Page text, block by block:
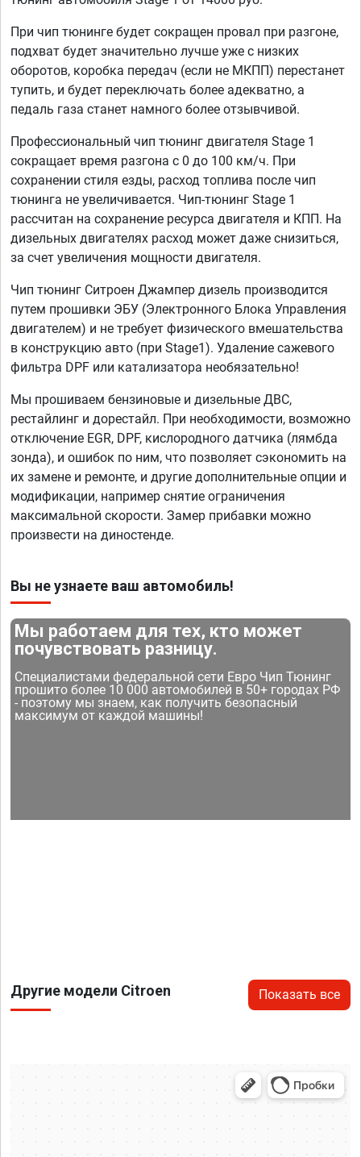
При чип тюнинге будет сокращен провал при разгоне,
подхват будет значительно лучше уже с низких
оборотов, коробка передач (если не МКПП) перестанет
тупить, и будет переключать более адекватно, а
педаль газа станет намного более отзывчивой.
Профессиональный чип тюнинг двигателя Stage 1
сокращает время разгона с 0 до 100 км/ч. При
сохранении стиля езды, расход топлива после чип
тюнинга не увеличивается. Чип-тюнинг Stage 1
рассчитан на сохранение ресурса двигателя и КПП. На
дизельных двигателях расход может даже снизиться,
за счет увеличения мощности двигателя.
Чип тюнинг Ситроен Джампер дизель производится
путем прошивки ЭБУ (Электронного Блока Управления
двигателем) и не требует физического вмешательства
в конструкцию авто (при Stage1). Удаление сажевого
фильтра DPF или катализатора необязательно!
Мы прошиваем бензиновые и дизельные ДВС,
рестайлинг и дорестайл. При необходимости, возможно
отключение EGR, DPF, кислородного датчика (лямбда
зонда), и ошибок по ним, что позволяет сэкономить на
их замене и ремонте, и другие дополнительные опции и
модификации, например снятие ограничения
максимальной скорости. Замер прибавки можно
произвести на диностенде.
Вы не узнаете ваш автомобиль!
Мы работаем для тех, кто может
почувствовать разницу.
Специалистами федеральной сети Евро Чип Тюнинг
прошито более 10 000 автомобилей в 50+ городах РФ
- поэтому мы знаем, как получить безопасный
максимум от каждой машины!
Другие модели Citroen Показать все